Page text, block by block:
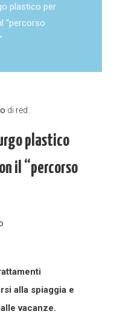
plastico per
“percorso
di red
plastico
il “percorso
alla spiaggia e
vacanze.